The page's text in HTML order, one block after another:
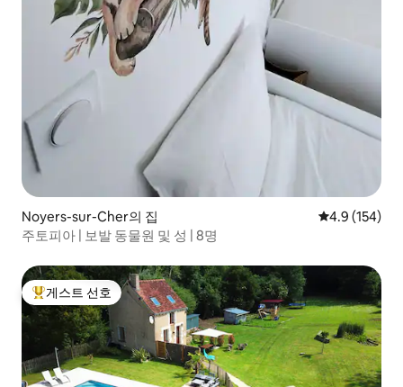
Noyers-sur-Cher의 집 평점 4.9점(5
4.9 (154)
​주토피아 | 보발 동물원 및 성 | 8명
상위 게스트 선호
게스트 선호